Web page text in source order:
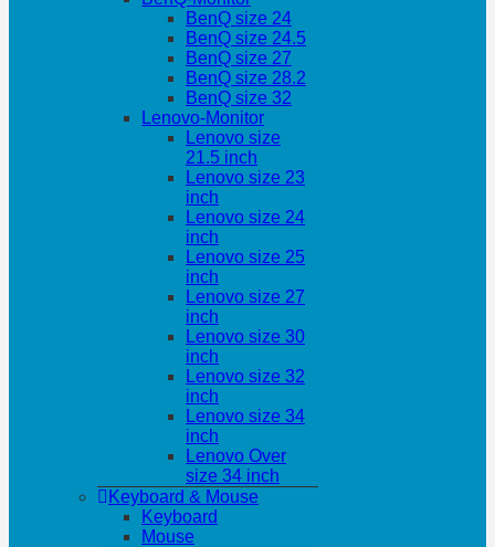
BenQ size 24
BenQ size 24.5
BenQ size 27
BenQ size 28.2
BenQ size 32
Lenovo-Monitor
Lenovo size
21.5 inch
Lenovo size 23
inch
Lenovo size 24
inch
Lenovo size 25
inch
Lenovo size 27
inch
Lenovo size 30
inch
Lenovo size 32
inch
Lenovo size 34
inch
Lenovo Over
size 34 inch
Keyboard & Mouse
Keyboard
Mouse